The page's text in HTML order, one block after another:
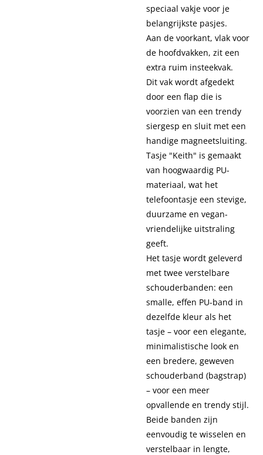
speciaal vakje voor je
belangrijkste pasjes.
Aan de voorkant, vlak voor
de hoofdvakken, zit een
extra ruim insteekvak.
Dit vak wordt afgedekt
door een flap die is
voorzien van een trendy
siergesp en sluit met een
handige magneetsluiting.
Tasje "Keith" is gemaakt
van hoogwaardig PU-
materiaal, wat het
telefoontasje een stevige,
duurzame en vegan-
vriendelijke uitstraling
geeft.
Het tasje wordt geleverd
met twee verstelbare
schouderbanden: een
smalle, effen PU-band in
dezelfde kleur als het
tasje – voor een elegante,
minimalistische look en
een bredere, geweven
schouderband (bagstrap)
– voor een meer
opvallende en trendy stijl.
Beide banden zijn
eenvoudig te wisselen en
verstelbaar in lengte,